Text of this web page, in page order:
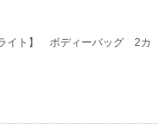
ライト】 ボディーバッグ 2カ